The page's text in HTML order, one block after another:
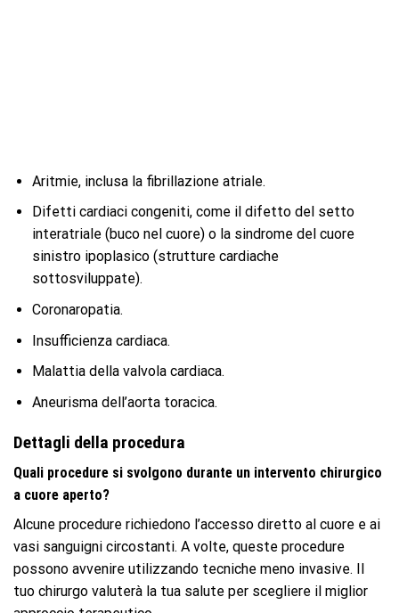
Aritmie, inclusa la fibrillazione atriale.
Difetti cardiaci congeniti, come il difetto del setto
interatriale (buco nel cuore) o la sindrome del cuore
sinistro ipoplasico (strutture cardiache
sottosviluppate).
Coronaropatia.
Insufficienza cardiaca.
Malattia della valvola cardiaca.
Aneurisma dell’aorta toracica.
Dettagli della procedura
Quali procedure si svolgono durante un intervento chirurgico
a cuore aperto?
Alcune procedure richiedono l’accesso diretto al cuore e ai
vasi sanguigni circostanti. A volte, queste procedure
possono avvenire utilizzando tecniche meno invasive. Il
tuo chirurgo valuterà la tua salute per scegliere il miglior